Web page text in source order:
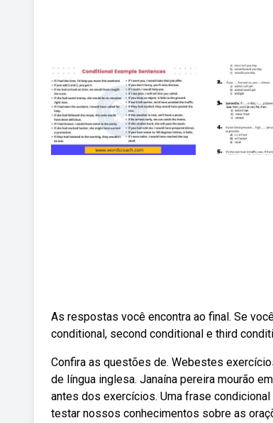
As respostas você encontra ao final. Se
conditional, second conditional e third
Confira as questões de. Webestes
de língua inglesa. Janaína pereira mourão
antes dos exercícios. Uma frase
testar nossos conhecimentos sobre as